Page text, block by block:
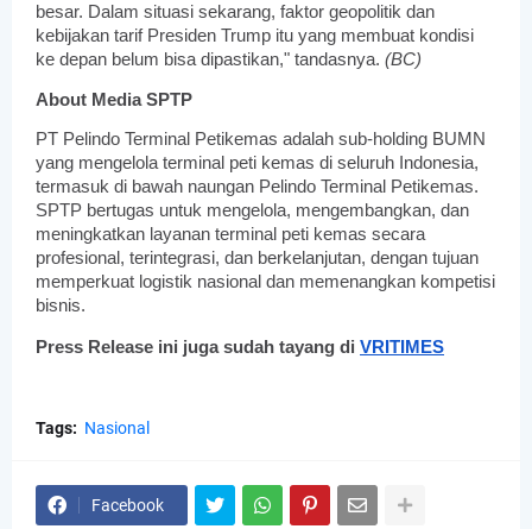
besar. Dalam situasi sekarang, faktor geopolitik dan
kebijakan tarif Presiden Trump itu yang membuat kondisi
ke depan belum bisa dipastikan," tandasnya. (BC)
About Media SPTP
PT Pelindo Terminal Petikemas adalah sub-holding BUMN
yang mengelola terminal peti kemas di seluruh Indonesia,
termasuk di bawah naungan Pelindo Terminal Petikemas.
SPTP bertugas untuk mengelola, mengembangkan, dan
meningkatkan layanan terminal peti kemas secara
profesional, terintegrasi, dan berkelanjutan, dengan tujuan
memperkuat logistik nasional dan memenangkan kompetisi
bisnis.
Press Release ini juga sudah tayang di VRITIMES
Tags: Nasional
Facebook